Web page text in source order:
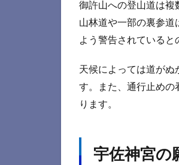
御許山への登山道は複
山林道や一部の裏参道
よう警告されていると
天候によっては道がぬ
す。また、通行止めの
ります。
宇佐神宮の